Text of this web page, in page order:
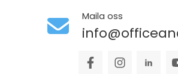
Maila oss